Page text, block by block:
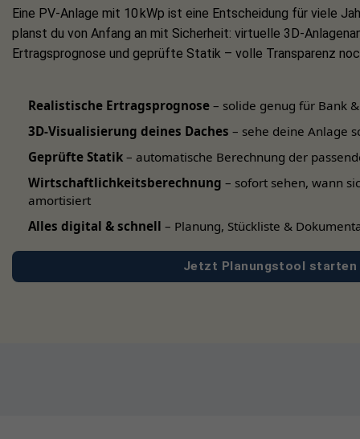
Eine PV-Anlage mit 10 kWp ist eine Entscheidung für viele
planst du von Anfang an mit Sicherheit: virtuelle 3D-
Ertragsprognose und geprüfte Statik – volle Transparenz
Realistische Ertragsprognose – solide genug für Bank
3D-Visualisierung deines Daches – sehe deine Anlage
Geprüfte Statik – automatische Berechnung der
Wirtschaftlichkeitsberechnung – sofort sehen, wann
amortisiert
Alles digital & schnell – Planung, Stückliste &
Jetzt Planungstool starten